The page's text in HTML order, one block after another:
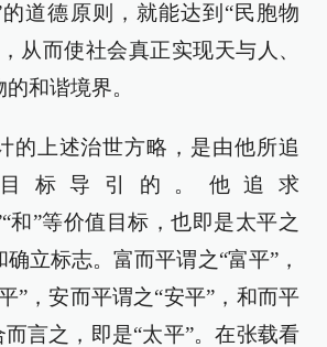
道德原则，就能达到“民胞物
从而使社会真正实现天与人、
和谐境界。
的上述治世方略，是由他所追
标导引的。他追求
和”等价值目标，也即是太平之
立标志。富而平谓之“富平”，
”，安而平谓之“安平”，和而平
而言之，即是“太平”。在张载看